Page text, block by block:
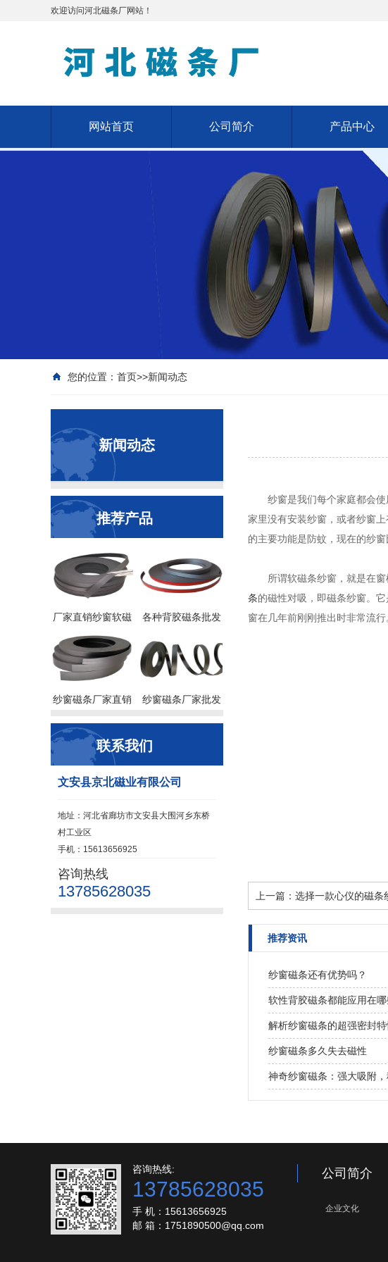
欢迎访问河北磁条厂网站！
网站首页 公司简介 产品中心
您的位置： 首页>>新闻动态
新闻动态
推荐产品
厂家直销纱窗软磁 各种背胶磁条批发
纱窗磁条厂家直销 纱窗磁条厂家批发
联系我们
文安县京北磁业有限公司
地址：河北省廊坊市文安县大围河乡东桥
村工业区
手机：15613656925
咨询热线
13785628035
纱窗是我们每个家庭都会使
家里没有安装纱窗，或者纱窗
的主要功能是防蚊，现在的纱
所谓软磁条纱窗，就是在窗
条的磁性对吸，即磁条纱窗。
窗在几年前刚刚推出时非常流行
上一篇： 选择一款心仪的磁条
推荐资讯
纱窗磁条还有优势吗？
软性背胶磁条都能应用在
解析纱窗磁条的超强密封特
纱窗磁条多久失去磁性
神奇纱窗磁条：强大吸附
咨询热线:
13785628035
手 机：15613656925
邮 箱：1751890500@qq.com
公司简介
企业文化